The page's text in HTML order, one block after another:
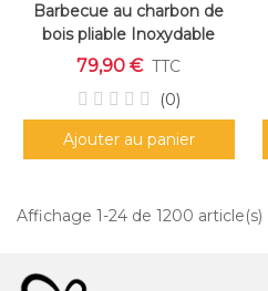
Barbecue au charbon de
bois pliable Inoxydable
79,90 € TTC
(0)
Ajouter au panier
Affichage 1-24 de 1200 article(s)